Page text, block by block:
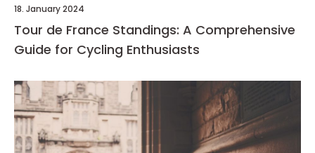
18. January 2024
Tour de France Standings: A Comprehensive
Guide for Cycling Enthusiasts